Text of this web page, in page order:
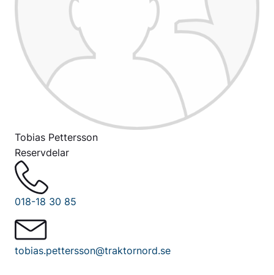
Tobias Pettersson
Reservdelar
018-18 30 85
tobias.pettersson@traktornord.se